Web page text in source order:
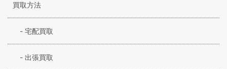
買取方法
- 宅配買取
- 出張買取